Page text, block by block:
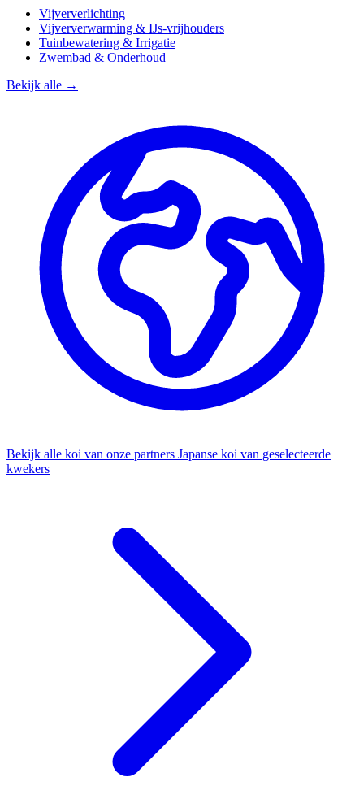
Vijververlichting
Vijververwarming & IJs-vrijhouders
Tuinbewatering & Irrigatie
Zwembad & Onderhoud
Bekijk alle →
Bekijk alle koi van onze partners Japanse koi van geselecteerde
kwekers